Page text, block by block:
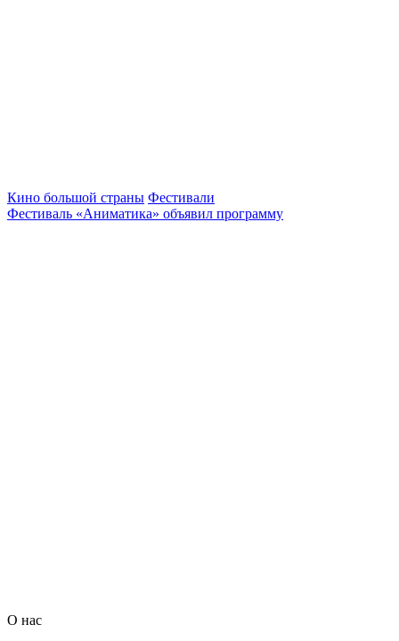
Кино большой страны Фестивали
Фестиваль «Аниматика» объявил программу
О нас